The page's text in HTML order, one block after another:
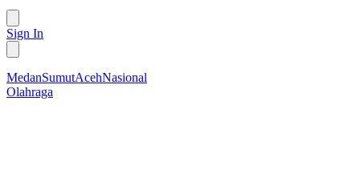
Sign In
MedanSumutAcehNasional
Olahraga